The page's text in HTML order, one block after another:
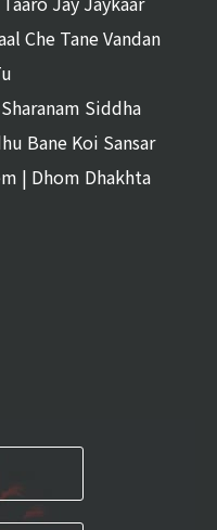
Che Tane Vandan
Siddha
Bane Koi Sansar
| Dhom Dhakhta